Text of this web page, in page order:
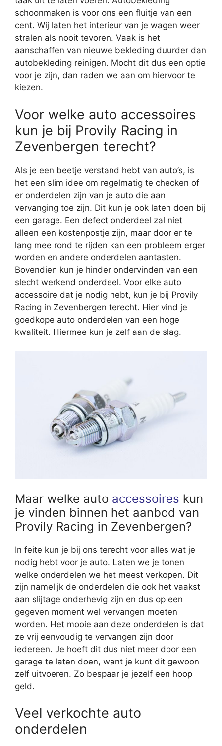
schoonmaken is voor ons een fluitje van een
cent. Wij laten het interieur van je wagen weer
stralen als nooit tevoren. Vaak is het
aanschaffen van nieuwe bekleding duurder dan
autobekleding reinigen. Mocht dit dus een optie
voor je zijn, dan raden we aan om hiervoor te
kiezen.
Voor welke auto accessoires
kun je bij Provily Racing in
Zevenbergen terecht?
Als je een beetje verstand hebt van auto’s, is
het een slim idee om regelmatig te checken of
er onderdelen zijn van je auto die aan
vervanging toe zijn. Dit kun je ook laten doen bij
een garage. Een defect onderdeel zal niet
alleen een kostenpostje zijn, maar door er te
lang mee rond te rijden kan een probleem erger
worden en andere onderdelen aantasten.
Bovendien kun je hinder ondervinden van een
slecht werkend onderdeel. Voor elke auto
accessoire dat je nodig hebt, kun je bij Provily
Racing in Zevenbergen terecht. Hier vind je
goedkope auto onderdelen van een hoge
kwaliteit. Hiermee kun je zelf aan de slag.
Maar welke auto accessoires kun
je vinden binnen het aanbod van
Provily Racing in Zevenbergen?
In feite kun je bij ons terecht voor alles wat je
nodig hebt voor je auto. Laten we je tonen
welke onderdelen we het meest verkopen. Dit
zijn namelijk de onderdelen die ook het vaakst
aan slijtage onderhevig zijn en dus op een
gegeven moment wel vervangen moeten
worden. Het mooie aan deze onderdelen is dat
ze vrij eenvoudig te vervangen zijn door
iedereen. Je hoeft dit dus niet meer door een
garage te laten doen, want je kunt dit gewoon
zelf uitvoeren. Zo bespaar je jezelf een hoop
geld.
Veel verkochte auto
onderdelen